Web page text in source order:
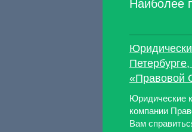
Наиболее
«Правовой
Юридические
компании
Вам